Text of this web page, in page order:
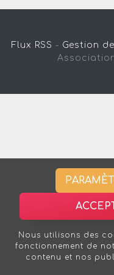
Flux RSS - Gestion
Nous utilisons des
fonctionnement de
contenu et nos